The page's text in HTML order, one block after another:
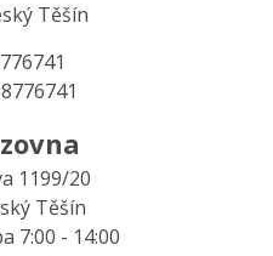
Těšín
1199/20
Těšín
7:00 - 14:00